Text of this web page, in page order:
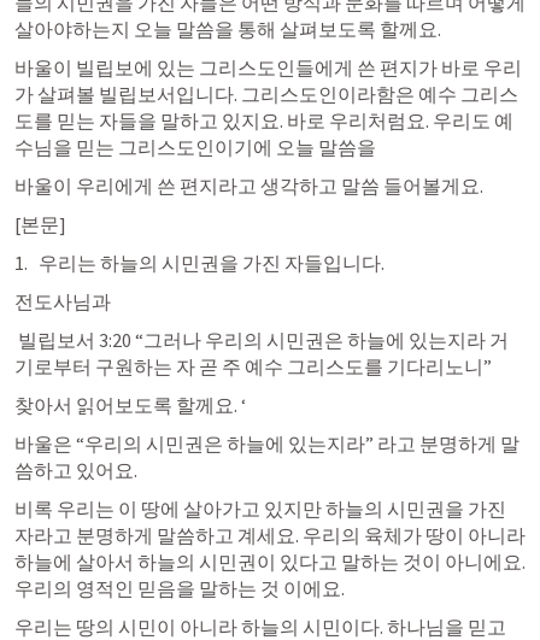
살아야하는지 오늘 말씀을 통해 살펴보도록 할께요.
바울이 빌립보에 있는 그리스도인들에게 쓴 편지가 바로 우리
가 살펴볼 빌립보서입니다. 그리스도인이라함은 예수 그리스
도를 믿는 자들을 말하고 있지요. 바로 우리처럼요. 우리도 예
수님을 믿는 그리스도인이기에 오늘 말씀을
바울이 우리에게 쓴 편지라고 생각하고 말씀 들어볼게요.
[본문]
우리는 하늘의 시민권을 가진 자들입니다.
전도사님과
빌립보서 3:20 “그러나 우리의 시민권은 하늘에 있는지라 거
기로부터 구원하는 자 곧 주 예수 그리스도를 기다리노니”
찾아서 읽어보도록 할께요. ‘
바울은 “우리의 시민권은 하늘에 있는지라” 라고 분명하게 말
씀하고 있어요.
비록 우리는 이 땅에 살아가고 있지만 하늘의 시민권을 가진
자라고 분명하게 말씀하고 계세요. 우리의 육체가 땅이 아니라
하늘에 살아서 하늘의 시민권이 있다고 말하는 것이 아니에요.
우리의 영적인 믿음을 말하는 것 이에요.
우리는 땅의 시민이 아니라 하늘의 시민이다. 하나님을 믿고